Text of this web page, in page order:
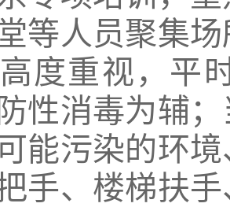
等人员聚集
度重视，平
性消毒为辅
能污染的环
手、楼梯扶